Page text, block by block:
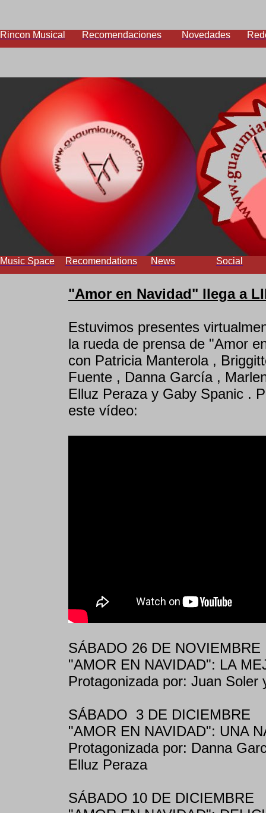
Rincon Musical Recomendaciones Novedades
Music Space Recomendations News Social
"Amor en Navidad" llega a
Estuvimos presentes
la rueda de prensa de "Amor
con Patricia Manterola ,
Fuente , Danna García ,
Elluz Peraza y Gaby Spanic .
este vídeo:
SÁBADO 26 DE NOVIEMBRE
"AMOR EN NAVIDAD": LA
Protagonizada por: Juan Soler
SÁBADO 3 DE DICIEMBRE
"AMOR EN NAVIDAD": UNA
Protagonizada por: Danna
Elluz Peraza
SÁBADO 10 DE DICIEMBRE